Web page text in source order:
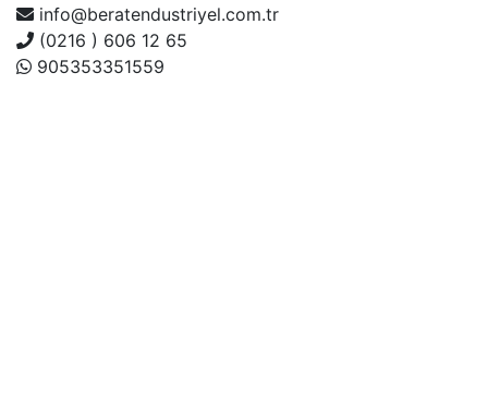
info@beratendustriyel.com.tr
(0216 ) 606 12 65
905353351559